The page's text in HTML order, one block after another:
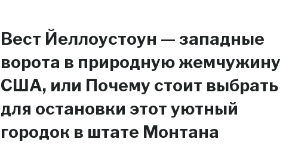
Вест Йеллоустоун — западные
ворота в природную жемчужину
США, или Почему стоит выбрать
для остановки этот уютный
городок в штате Монтана